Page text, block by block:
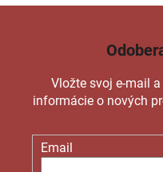
Vložte svoj e-mail
informácie o nových
Email